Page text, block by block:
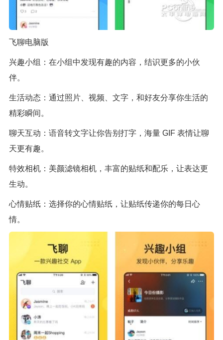
飞聊电脑版
兴趣小组：在小组中发现有趣的内容，结识更多的小伙
伴。
生活动态：通过照片、视频、文字，和好友分享你生活的
精彩瞬间。
聊天互动：语音转文字让你告别打字，海量 GIF 表情让聊
天更有趣。
特效相机：美颜滤镜相机，丰富的贴纸和配乐，让表达更
生动。
心情贴纸：选择你的心情贴纸，让贴纸传递你的每日心
情。